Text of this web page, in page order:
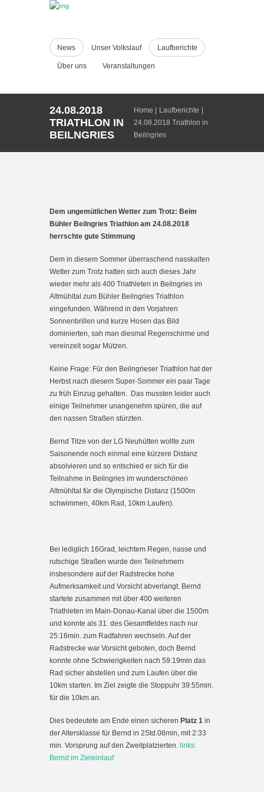
News Unser Volkslauf Laufberichte
Über uns Veranstaltungen
24.08.2018
TRIATHLON IN
BEILNGRIES
Home
Laufberichte
24.08.2018 Triathlon in
Beilngries
Dem ungemütlichen Wetter zum Trotz: Beim
Bühler Beilngries Triathlon am 24.08.2018
herrschte gute Stimmung
Dem in diesem Sommer überraschend nasskalten
Wetter zum Trotz hatten sich auch dieses Jahr
wieder mehr als 400 Triathleten in Beilngries im
Altmühltal zum Bühler Beilngries Triathlon
eingefunden. Während in den Vorjahren
Sonnenbrillen und kurze Hosen das Bild
dominierten, sah man diesmal Regenschirme und
vereinzelt sogar Mützen.
Keine Frage: Für den Beilngrieser Triathlon hat der
Herbst nach diesem Super-Sommer ein paar Tage
zu früh Einzug gehalten. Das mussten leider auch
einige Teilnehmer unangenehm spüren, die auf
den nassen Straßen stürzten.
Bernd Titze von der LG Neuhütten wollte zum
Saisonende noch einmal eine kürzere Distanz
absolvieren und so entschied er sich für die
Teilnahme in Beilngries im wunderschönen
Altmühltal für die Olympische Distanz (1500m
schwimmen, 40km Rad, 10km Laufen).
Bei lediglich 16Grad, leichtem Regen, nasse und
rutschige Straßen wurde den Teilnehmern
insbesondere auf der Radstrecke hohe
Aufmerksamkeit und Vorsicht abverlangt. Bernd
startete zusammen mit über 400 weiteren
Triathleten im Main-Donau-Kanal über die 1500m
und konnte als 31. des Gesamtfeldes nach nur
25:16min. zum Radfahren wechseln. Auf der
Radstrecke war Vorsicht geboten, doch Bernd
konnte ohne Schwierigkeiten nach 59:19min das
Rad sicher abstellen und zum Laufen über die
10km starten. Im Ziel zeigte die Stoppuhr 39:55min.
für die 10km an.
Dies bedeutete am Ende einen sicheren Platz 1 in
der Altersklasse für Bernd in 2Std.08min, mit 2:33
min. Vorsprung auf den Zweitplatzierten. links:
Bernd im Zieleinlauf